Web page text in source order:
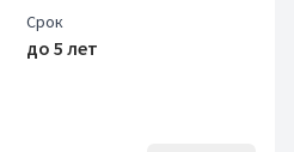
Срок
до 5 лет